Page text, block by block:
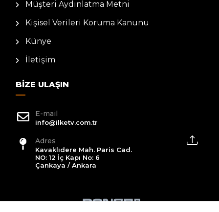
Müşteri Aydınlatma Metni
Kişisel Verileri Koruma Kanunu
Künye
İletişim
BIZE ULAŞIN
E-mail
info@ilketv.com.tr
Adres
Kavaklıdere Mah. Paris Cad.
NO: 12 İç Kapı No: 6
Çankaya / Ankara